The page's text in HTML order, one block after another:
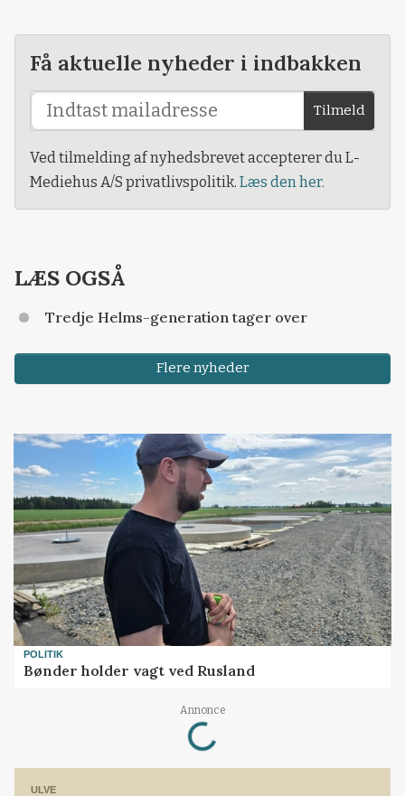
Få aktuelle nyheder i indbakken
Tilmeld
Ved tilmelding af nyhedsbrevet accepterer du L-
Mediehus A/S privatlivspolitik. Læs den her.
LÆS OGSÅ
Tredje Helms-generation tager over
Flere nyheder
POLITIK
Bønder holder vagt ved Rusland
Annonce
Loading...
ULVE